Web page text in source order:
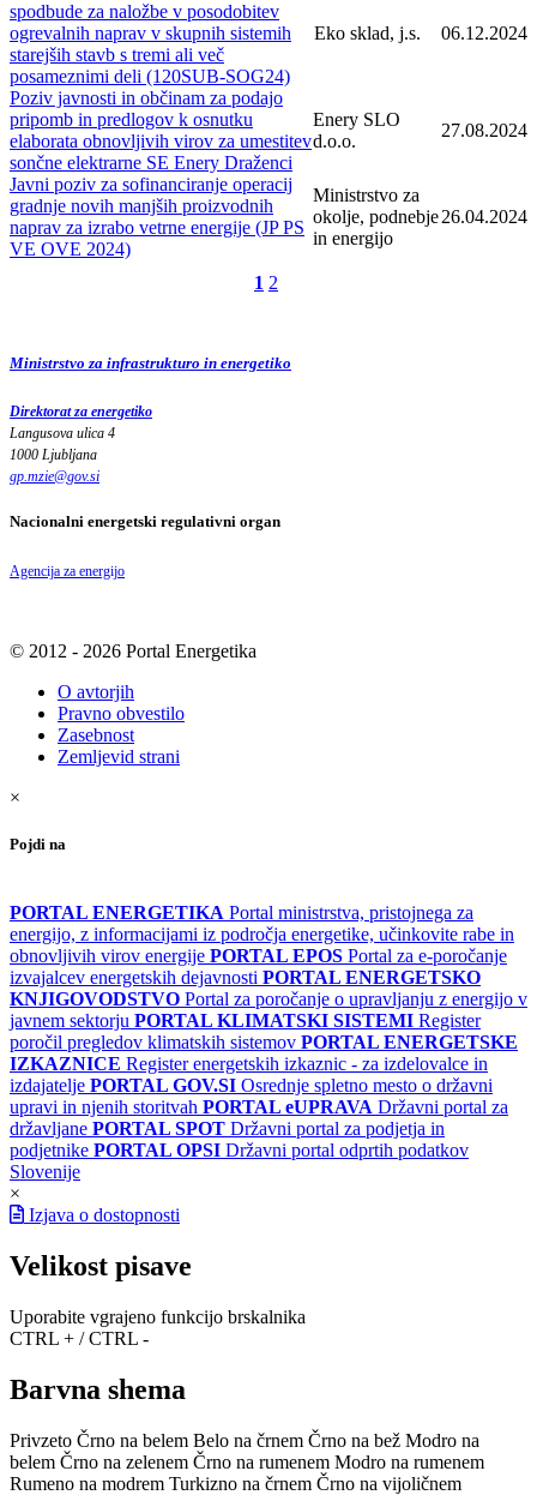
spodbude za naložbe v posodobitev
ogrevalnih naprav v skupnih sistemih
starejših stavb s tremi ali več
posameznimi deli (120SUB-SOG24)
Eko sklad, j.s. 06.12.2024
Poziv javnosti in občinam za podajo
pripomb in predlogov k osnutku
elaborata obnovljivih virov za umestitev
sončne elektrarne SE Enery Draženci
Enery SLO
d.o.o.
27.08.2024
Javni poziv za sofinanciranje operacij
gradnje novih manjših proizvodnih
naprav za izrabo vetrne energije (JP PS
VE OVE 2024)
Ministrstvo za
okolje, podnebje
in energijo
26.04.2024
1 2
Ministrstvo za infrastrukturo in energetiko
Direktorat za energetiko
Langusova ulica 4
1000 Ljubljana
gp.mzie@gov.si
Nacionalni energetski regulativni organ
Agencija za energijo
© 2012 - 2026 Portal Energetika
O avtorjih
Pravno obvestilo
Zasebnost
Zemljevid strani
×
Pojdi na
PORTAL ENERGETIKA Portal ministrstva, pristojnega za
energijo, z informacijami iz področja energetike, učinkovite rabe in
obnovljivih virov energije PORTAL EPOS Portal za e-poročanje
izvajalcev energetskih dejavnosti PORTAL ENERGETSKO
KNJIGOVODSTVO Portal za poročanje o upravljanju z energijo v
javnem sektorju PORTAL KLIMATSKI SISTEMI Register
poročil pregledov klimatskih sistemov PORTAL ENERGETSKE
IZKAZNICE Register energetskih izkaznic - za izdelovalce in
izdajatelje PORTAL GOV.SI Osrednje spletno mesto o državni
upravi in njenih storitvah PORTAL eUPRAVA Državni portal za
državljane PORTAL SPOT Državni portal za podjetja in
podjetnike PORTAL OPSI Državni portal odprtih podatkov
Slovenije
×
Izjava o dostopnosti
Velikost pisave
Uporabite vgrajeno funkcijo brskalnika
CTRL + / CTRL -
Barvna shema
Privzeto Črno na belem Belo na črnem Črno na bež Modro na
belem Črno na zelenem Črno na rumenem Modro na rumenem
Rumeno na modrem Turkizno na črnem Črno na vijoličnem